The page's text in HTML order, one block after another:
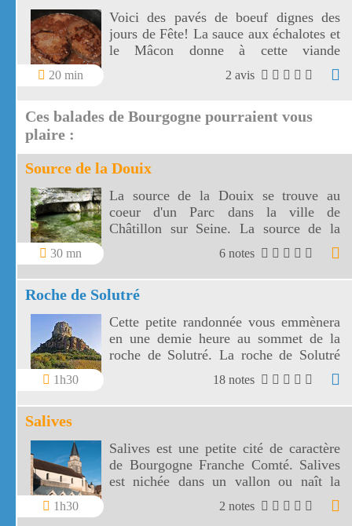
20 min
Voici des pavés de boeuf dignes des
jours de Fête! La sauce aux échalotes et
le Mâcon donne à cette viande
charolaise une saveur toute particulière.
Le pavé de boeuf sauce au poivre est
2 avis
Ces balades de Bourgogne pourraient vous
plaire :
Source de la Douix
30 mn
La source de la Douix se trouve au
coeur d'un Parc dans la ville de
Châtillon sur Seine. La source de la
Douix est une des plus belles
exsurgences de France.
6 notes
Roche de Solutré
1h30
Cette petite randonnée vous emmènera
en une demie heure au sommet de la
roche de Solutré. La roche de Solutré
vous offrira un superbe panorama sur le
village de Solutré mais aussi sur celui
de Vergisson.
18 notes
Salives
1h30
Salives est une petite cité de caractère
de Bourgogne Franche Comté. Salives
est nichée dans un vallon ou naît la
2 notes